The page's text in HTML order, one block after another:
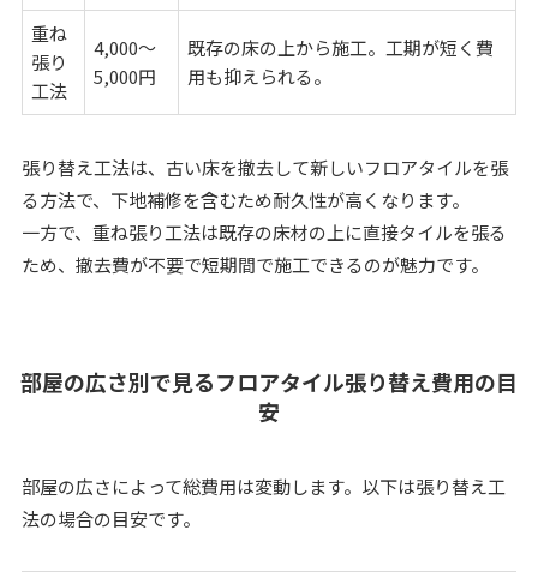
重ね
張り
工法
4,000〜
5,000円
既存の床の上から施工。工期が短く費
用も抑えられる。
張り替え工法は、古い床を撤去して新しいフロアタイルを張
る方法で、下地補修を含むため耐久性が高くなります。
一方で、重ね張り工法は既存の床材の上に直接タイルを張る
ため、撤去費が不要で短期間で施工できるのが魅力です。
部屋の広さ別で見るフロアタイル張り替え費用の目
安
部屋の広さによって総費用は変動します。以下は張り替え工
法の場合の目安です。